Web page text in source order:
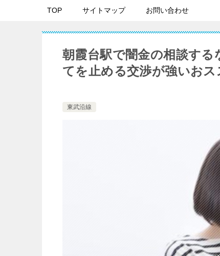
TOP サイトマップ お問い合わせ
朝霞台駅で闇金の相談す
てを止める交渉が強いお
東武沿線